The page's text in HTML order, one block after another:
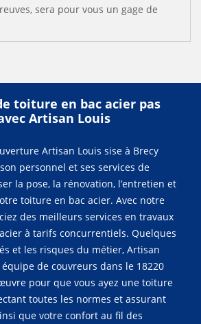
sera pour vous un gage de
toiture en bac acier pas
Artisan Louis
Artisan Louis sise à Brecy
personnel et ses services de
la pose, la rénovation, l’entretien et
toiture en bac acier. Avec notre
des meilleurs services en travaux
à tarifs concurrentiels. Quelques
et les risques du métier, Artisan
de couvreurs dans le 18220
pour que vous ayez une toiture
toutes les normes et assurant
que votre confort au fil des